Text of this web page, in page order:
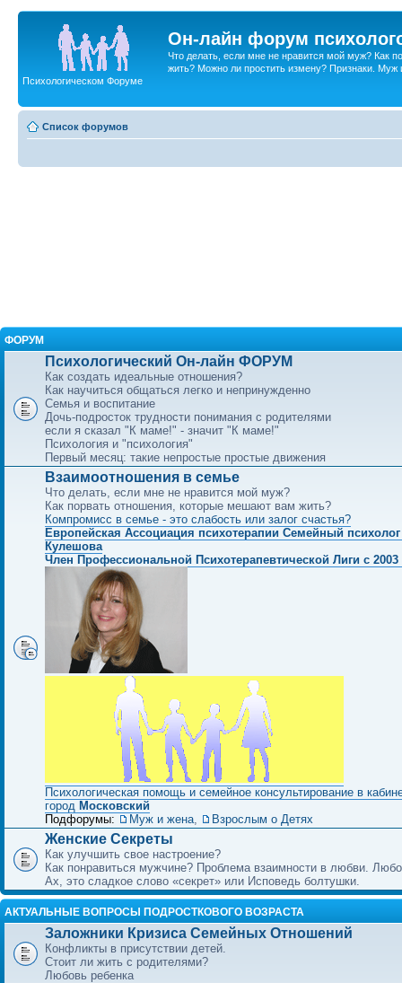
Он-лайн форум
Что делать, если мне не нравится мой муж? Как
жить? Можно ли простить измену? Признаки. Муж
Психологическом Форуме
Список форумов
ФОРУМ
Психологический Он-лайн ФОРУМ
Как создать идеальные отношения?
Как научиться общаться легко и непринужденно
Семья и воспитание
Дочь-подросток трудности понимания с родителями
если я сказал "К маме!" - значит "К маме!"
Психология и "психология"
Первый месяц: такие непростые простые движения
Взаимоотношения в семье
Что делать, если мне не нравится мой муж?
Как порвать отношения, которые мешают вам жить?
Компромисс в семье - это слабость или залог счастья?
Европейская Ассоциация психотерапии Семейный
Кулешова
Член Профессиональной Психотерапевтической Лиги с 2003
Психологическая помощь и семейное консультирование в
город Московский
Подфорумы:
Муж и жена, Взрослым о Детях
Женские Секреты
Как улучшить свое настроение?
Как понравиться мужчине? Проблема взаимности в любви.
Ах, это сладкое слово «секрет» или Исповедь болтушки.
АКТУАЛЬНЫЕ ВОПРОСЫ ПОДРОСТКОВОГО ВОЗРАСТА
Заложники Кризиса Семейных Отношений
Конфликты в присутствии детей.
Стоит ли жить с родителями?
Любовь ребенка